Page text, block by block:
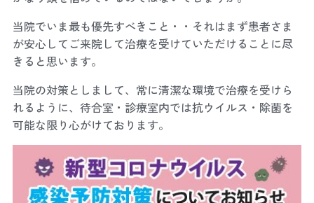
当院でいま最も優先すべきこと・・それはまず患者さま
が安心してご来院して治療を受けていただけることに尽
きると思います。
当院の対策としまして、常に清潔な環境で治療を受けら
れるように、待合室・診療室内では抗ウイルス・除菌を
可能な限り心がけております。